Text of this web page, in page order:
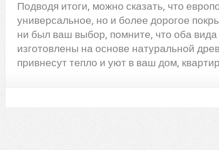
Подводя итоги, можно сказать, что
универсальное, но и более дорогое
ни был ваш выбор, помните, что оба вида
изготовлены на основе натуральной
привнесут тепло и уют в ваш дом,